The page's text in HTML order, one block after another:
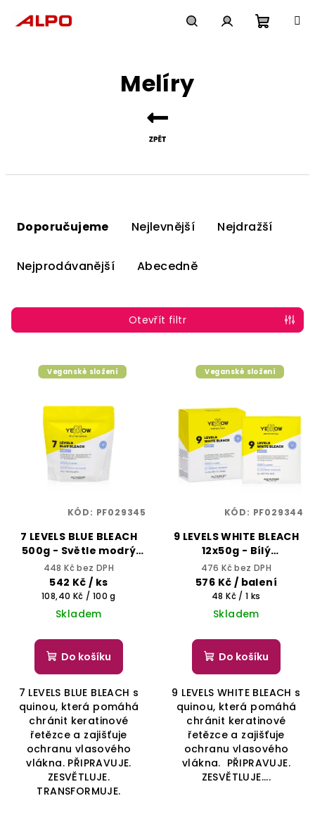
Melíry
p
Doporučujeme Nejlevnější Nejdražší
Nejprodávanější Abecedně
Otevřít filtr
Veganské složení
7 LEVELS BLUE BLEACH
500g - Světle modrý
melírovací/odbarvovací
prášek, zesvětlí až o 7
tónů - YELLOW
PROFESSIONAL
448 Kč bez DPH
542 Kč / ks
Měrná
cena:
108,40 Kč / 100 g
Skladem
Do košíku
7 LEVELS BLUE BLEACH s
quinou, která pomáhá
chránit keratinové
řetězce a zajišťuje
ochranu vlasového
vlákna. PŘIPRAVUJE.
ZESVĚTLUJE.
TRANSFORMUJE.
KÓD: PF029345
Veganské složení
9 LEVELS WHITE BLEACH
12x50g - Bílý
melírovací/odbarvovací
prášek, zesvětlí až o 9
tónů - YELLOW
PROFESSIONAL
476 Kč bez DPH
576 Kč / balení
Měrná
cena:
48 Kč / 1 ks
Skladem
Do košíku
9 LEVELS WHITE BLEACH s
quinou, která pomáhá
chránit keratinové
řetězce a zajišťuje
ochranu vlasového
vlákna. PŘIPRAVUJE.
ZESVĚTLUJE....
KÓD: PF029344